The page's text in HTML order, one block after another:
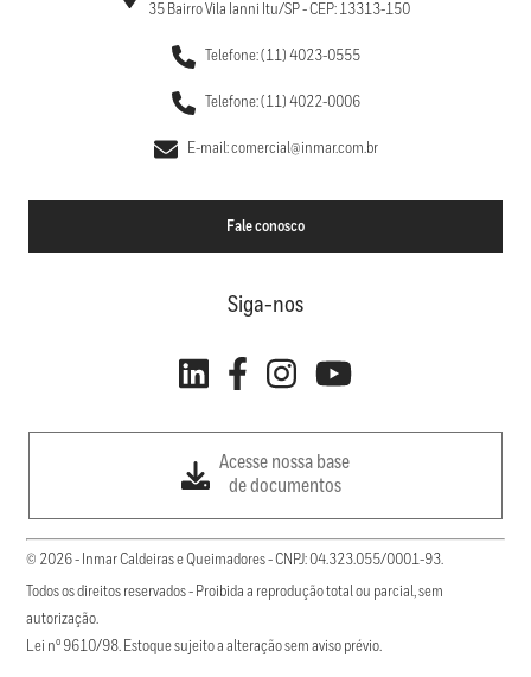
35 Bairro Vila Ianni Itu/SP - CEP: 13313-150
Telefone: (11) 4023-0555
Telefone: (11) 4022-0006
E-mail: comercial@inmar.com.br
Fale conosco
Siga-nos
Acesse nossa base
de documentos
© 2026 - Inmar Caldeiras e Queimadores - CNPJ: 04.323.055/0001-93.
Todos os direitos reservados - Proibida a reprodução total ou parcial, sem
autorização.
Lei nº 9610/98. Estoque sujeito a alteração sem aviso prévio.